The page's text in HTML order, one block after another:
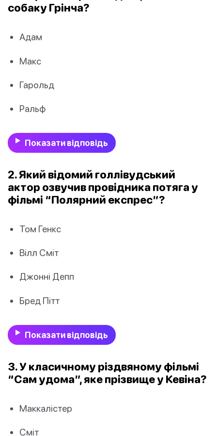
собаку Грінча?
Адам
Макс
Гарольд
Ральф
Показати відповідь
2. Який відомий голлівудський
актор озвучив провідника потяга у
фільмі “Полярний експрес”?
Том Генкс
Вілл Сміт
Джонні Депп
Бред Пітт
Показати відповідь
3. У класичному різдвяному фільмі
“Сам удома”, яке прізвище у Кевіна?
Маккалістер
Сміт